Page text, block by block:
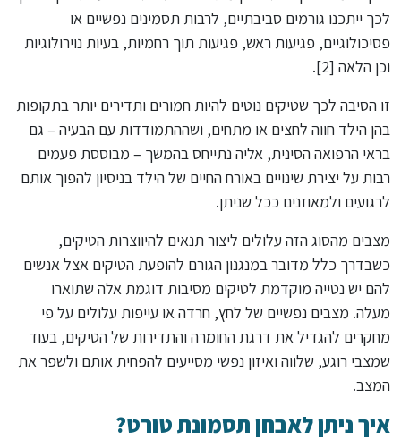
לכך ייתכנו גורמים סביבתיים, לרבות תסמינים נפשיים או
פסיכולוגיים, פגיעות ראש, פגיעות תוך רחמיות, בעיות נוירולוגיות
וכן הלאה [2].
זו הסיבה לכך שטיקים נוטים להיות חמורים ותדירים יותר בתקופות
בהן הילד חווה לחצים או מתחים, ושההתמודדות עם הבעיה – גם
בראי הרפואה הסינית, אליה נתייחס בהמשך – מבוססת פעמים
רבות על יצירת שינויים באורח החיים של הילד בניסיון להפוך אותם
לרגועים ולמאוזנים ככל שניתן.
מצבים מהסוג הזה עלולים ליצור תנאים להיווצרות הטיקים,
כשבדרך כלל מדובר במנגנון הגורם להופעת הטיקים אצל אנשים
להם יש נטייה מוקדמת לטיקים מסיבות דוגמת אלה שתוארו
מעלה. מצבים נפשיים של לחץ, חרדה או עייפות עלולים על פי
מחקרים להגדיל את דרגת החומרה והתדירות של הטיקים, בעוד
שמצבי רוגע, שלווה ואיזון נפשי מסייעים להפחית אותם ולשפר את
המצב.
איך ניתן לאבחן תסמונת טורט?